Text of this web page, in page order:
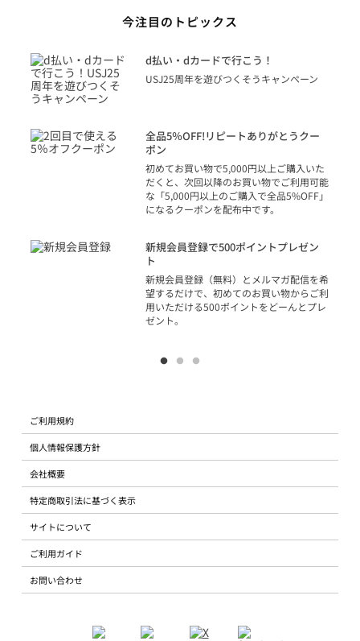
今注目のトピックス
d払い・dカードで行こう！
USJ25周年を遊びつくそうキャンペーン
全品5％OFF!リピートありがとうクー
ポン
初めてお買い物で5,000円以上ご購入いた
だくと、次回以降のお買い物でご利用可能
な「5,000円以上のご購入で全品5%OFF」
になるクーポンを配布中です。
新規会員登録で500ポイントプレゼン
ト
新規会員登録（無料）とメルマガ配信を希
望するだけで、初めてのお買い物からご利
用いただける500ポイントをどーんとプレ
ゼント。
ご利用規約
個人情報保護方針
会社概要
特定商取引法に基づく表示
サイトについて
ご利用ガイド
お問い合わせ